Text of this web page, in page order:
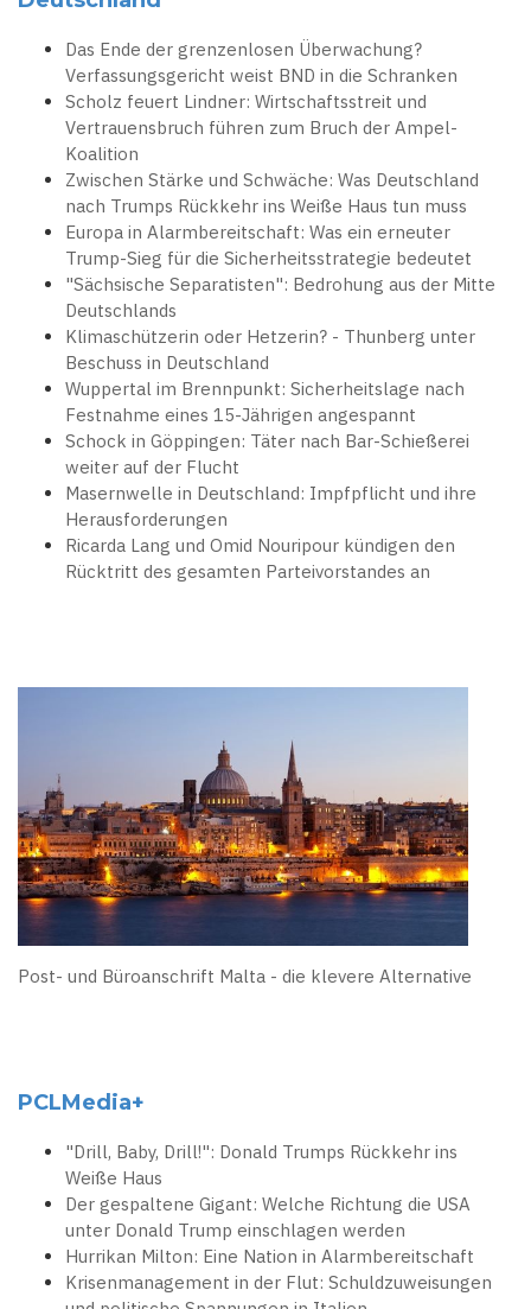
Das Ende der grenzenlosen Überwachung?
Verfassungsgericht weist BND in die Schranken
Scholz feuert Lindner: Wirtschaftsstreit und
Vertrauensbruch führen zum Bruch der Ampel-
Koalition
Zwischen Stärke und Schwäche: Was Deutschland
nach Trumps Rückkehr ins Weiße Haus tun muss
Europa in Alarmbereitschaft: Was ein erneuter
Trump-Sieg für die Sicherheitsstrategie bedeutet
"Sächsische Separatisten": Bedrohung aus der Mitte
Deutschlands
Klimaschützerin oder Hetzerin? - Thunberg unter
Beschuss in Deutschland
Wuppertal im Brennpunkt: Sicherheitslage nach
Festnahme eines 15-Jährigen angespannt
Schock in Göppingen: Täter nach Bar-Schießerei
weiter auf der Flucht
Masernwelle in Deutschland: Impfpflicht und ihre
Herausforderungen
Ricarda Lang und Omid Nouripour kündigen den
Rücktritt des gesamten Parteivorstandes an
Post- und Büroanschrift Malta - die klevere Alternative
PCLMedia+
"Drill, Baby, Drill!": Donald Trumps Rückkehr ins
Weiße Haus
Der gespaltene Gigant: Welche Richtung die USA
unter Donald Trump einschlagen werden
Hurrikan Milton: Eine Nation in Alarmbereitschaft
Krisenmanagement in der Flut: Schuldzuweisungen